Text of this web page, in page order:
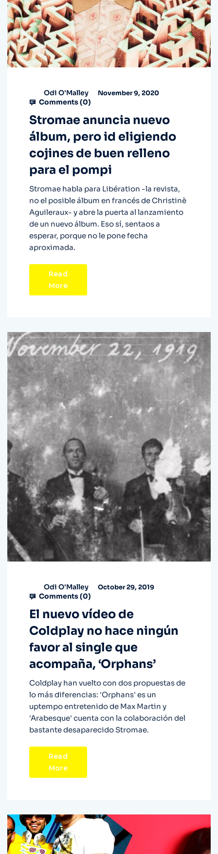
Odi O'Malley November 9, 2020
Comments (0)
Stromae anuncia nuevo
álbum, pero id eligiendo
cojines de buen relleno
para el pompi
Stromae habla para Libération -la revista,
no el posible álbum en francés de Christinè
Aguileraux- y abre la puerta al lanzamiento
de un nuevo álbum. Eso sí, sentaos a
esperar, porque no le pone fecha
aproximada.
Read
More
Odi O'Malley October 29, 2019
Comments (0)
El nuevo vídeo de
Coldplay no hace ningún
favor al single que
acompaña, ‘Orphans’
Coldplay han vuelto con dos propuestas de
lo más diferencias: 'Orphans' es un
uptempo entretenido de Max Martin y
'Arabesque' cuenta con la colaboración del
bastante desaparecido Stromae.
Read
More